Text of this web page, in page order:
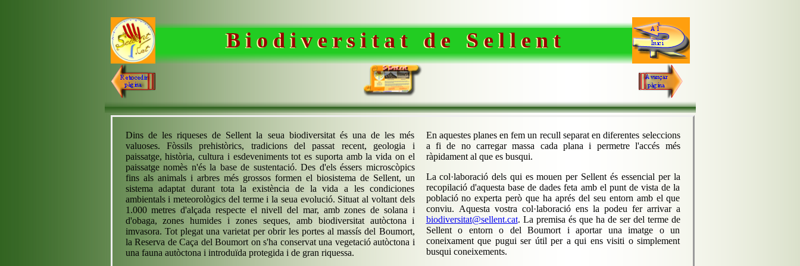
B i o d i v e r s i t a t d e S e l l e n t
Dins de les riqueses de Sellent la seua biodiversitat és una de les més
valuoses. Fòssils prehistòrics, tradicions del passat recent, geologia i
paissatge, història, cultura i esdeveniments tot es suporta amb la vida on el
paissatge nomès n'és la base de sustentació. Des d'els éssers microscòpics
fins als animals i arbres més grossos formen el biosistema de Sellent, un
sistema adaptat durant tota la existència de la vida a les condiciones
ambientals i meteorològics del terme i la seua evolució. Situat al voltant dels
1.000 metres d'alçada respecte el nivell del mar, amb zones de solana i
d'obaga, zones humides i zones seques, amb biodiversitat autòctona i
imvasora. Tot plegat una varietat per obrir les portes al massís del Boumort,
la Reserva de Caça del Boumort on s'ha conservat una vegetació autòctona i
una fauna autòctona i introduïda protegida i de gran riquessa.
En aquestes planes en fem un recull separat en diferentes seleccions
a fi de no carregar massa cada plana i permetre l'accés més
ràpidament al que es busqui.
La col·laboració dels qui es mouen per Sellent és essencial per la
recopilació d'aquesta base de dades feta amb el punt de vista de la
població no experta però que ha aprés del seu entorn amb el que
conviu. Aquesta vostra col·laboració ens la podeu fer arrivar a
biodiversitat@sellent.cat. La premisa és que ha de ser del terme de
Sellent o entorn o del Boumort i aportar una imatge o un
coneixament que pugui ser útil per a qui ens visiti o simplement
busqui coneixements.